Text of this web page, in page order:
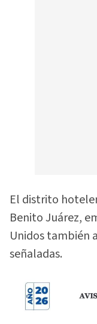
El distrito
Benito Juárez,
Unidos también
señaladas.